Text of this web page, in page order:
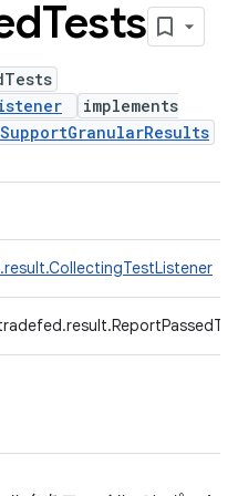
Tests
implements